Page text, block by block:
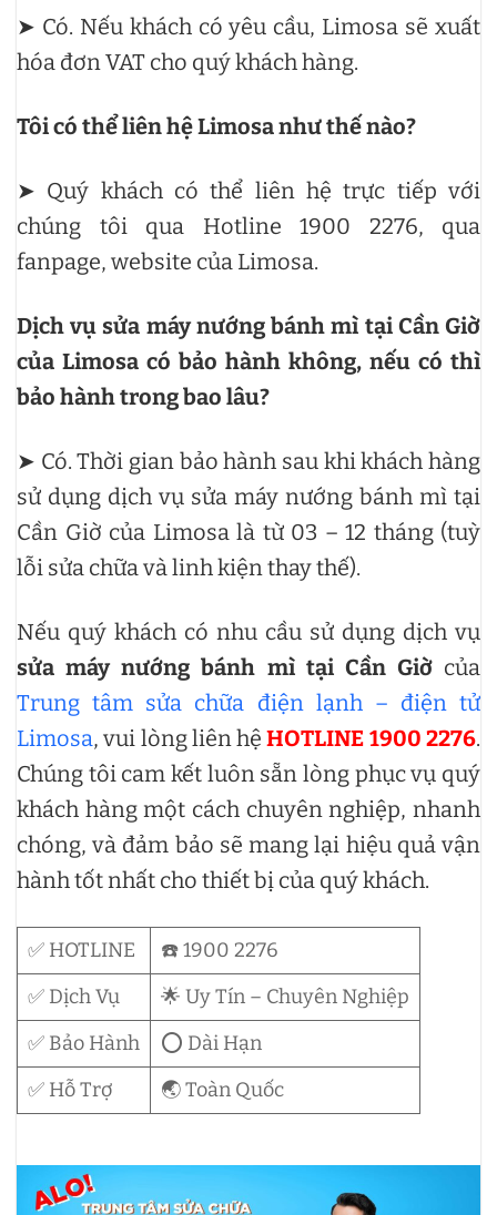
➤ Có. Nếu khách có yêu cầu, Limosa sẽ xuất
hóa đơn VAT cho quý khách hàng.
Tôi có thể liên hệ Limosa như thế nào?
➤ Quý khách có thể liên hệ trực tiếp với
chúng tôi qua Hotline 1900 2276, qua
fanpage, website của Limosa.
Dịch vụ sửa máy nướng bánh mì tại Cần Giờ
của Limosa có bảo hành không, nếu có thì
bảo hành trong bao lâu?
➤ Có. Thời gian bảo hành sau khi khách hàng
sử dụng dịch vụ sửa máy nướng bánh mì tại
Cần Giờ của Limosa là từ 03 – 12 tháng (tuỳ
lỗi sửa chữa và linh kiện thay thế).
Nếu quý khách có nhu cầu sử dụng dịch vụ
sửa máy nướng bánh mì tại Cần Giờcủa
Trung tâm sửa chữa điện lạnh – điện tử
Limosa, vui lòng liên hệHOTLINE 1900 2276.
Chúng tôi cam kết luôn sẵn lòng phục vụ quý
khách hàng một cách chuyên nghiệp, nhanh
chóng, và đảm bảo sẽ mang lại hiệu quả vận
hành tốt nhất cho thiết bị của quý khách.
✅ HOTLINE
☎️ 1900 2276
✅ Dịch Vụ
🌟 Uy Tín – Chuyên Nghiệp
✅ Bảo Hành
⭕ Dài Hạn
✅ Hỗ Trợ
🌏 Toàn Quốc